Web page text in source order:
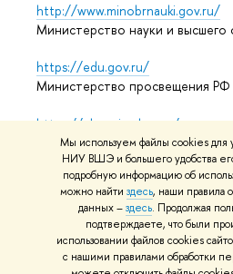
Мы используем файлы cookies для
НИУ ВШЭ и большего удобства
подробную информацию об
можно найти здесь, наши правила
данных –здесь. Продолжая
подтверждаете, что были
использовании файлов cookies
с нашими правилами обработки
http://www.minobrnauki.gov.ru/
Министерство науки и высшего
https://edu.gov.ru/
Министерство просвещения РФ
https://elearning.hse.ru/mooc
Массовые открытые онлайн-
© НИУ ВШЭ 1993–2026 Адреса и
использования материалов
Карта сайта